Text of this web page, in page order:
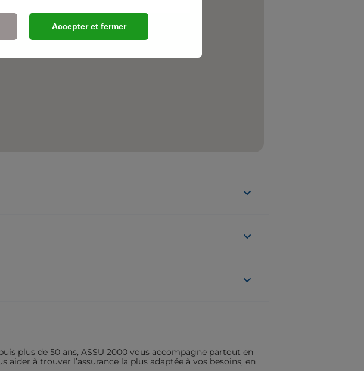
plus de 50 ans, ASSU 2000 vous accompagne partout en
à trouver l’assurance la plus adaptée à vos besoins, en
Accepter et fermer